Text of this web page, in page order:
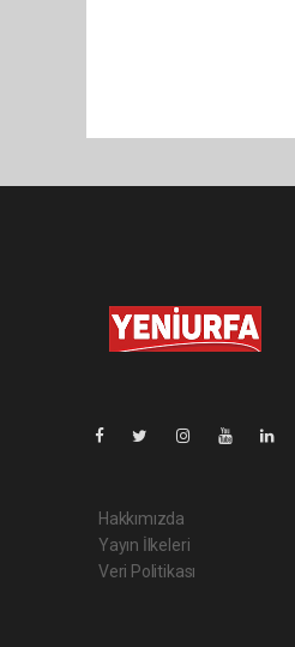
Hakkımızda
Yayın İlkeleri
Veri Politikası